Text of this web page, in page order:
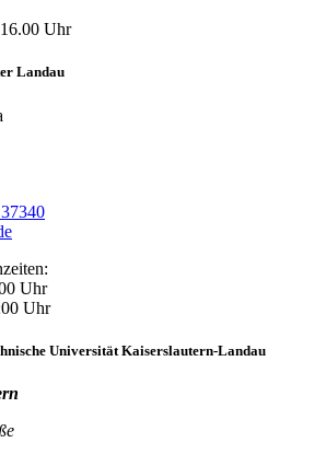
Uhr
Landau
Uhr
Uhr
Universität Kaiserslautern-Landau